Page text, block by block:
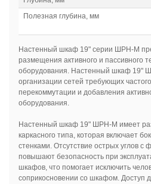
Полезная глубина, мм
Настенный шкаф 19" серии ШРН-М
размещения активного и пассивного
оборудования. Настенный шкаф 19"
организации сетей требующих
перекоммутации и добавления
оборудования.
Настенный шкаф 19" ШРН-М имеет
каркасного типа, которая включает
стенками. Отсутствие острых углов с
повышают безопасность при
шкафов, что помогает исключить
соприкосновении со шкафом. Доступ